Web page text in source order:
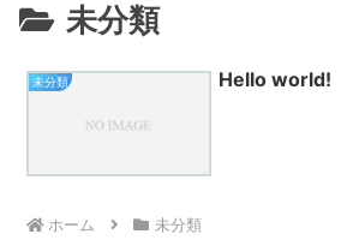
未分類
未分類 Hello world!
ホーム 未分類